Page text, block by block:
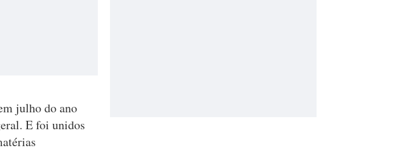
julho do ano
E foi unidos